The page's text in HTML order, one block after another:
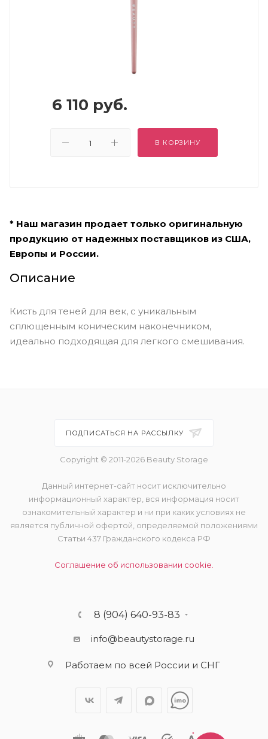
6 110 руб.
В КОРЗИНУ
* Наш магазин продает только оригинальную
продукцию от надежных поставщиков из США,
Европы и России.
Описание
Кисть для теней для век, с уникальным
сплющенным коническим наконечником,
идеально подходящая для легкого смешивания.
ПОДПИСАТЬСЯ НА РАССЫЛКУ
Copyright © 2011-2026 Beauty Storage
Данный интернет-сайт носит исключительно
информационный характер, вся информация носит
ознакомительный характер и ни при каких условиях не
является публичной офертой, определяемой положениями
Статьи 437 Гражданского кодекса РФ
Соглашение об использовании cookie.
8 (904) 640-93-83
info@beautystorage.ru
Работаем по всей России и СНГ